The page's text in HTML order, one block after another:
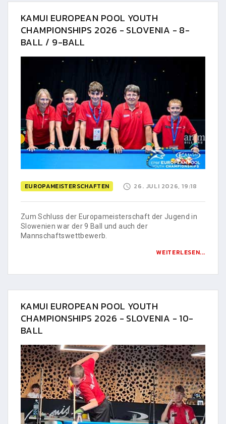
KAMUI EUROPEAN POOL YOUTH
CHAMPIONSHIPS 2026 - SLOVENIA - 8-
BALL / 9-BALL
EUROPAMEISTERSCHAFTEN 26. JULI 2026, 19:18
Zum Schluss der Europameisterschaft der Jugend in
Slowenien war der 9 Ball und auch der
Mannschaftswettbewerb.
WEITERLESEN...
KAMUI EUROPEAN POOL YOUTH
CHAMPIONSHIPS 2026 - SLOVENIA - 10-
BALL